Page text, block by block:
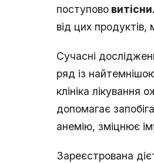
поступово
від цих
Сучасні
ряд із
клініка
допомагає
анемію, зміцнює
Зареєстрована